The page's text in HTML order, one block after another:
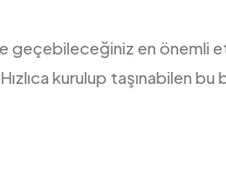
en önemli
kurulup taşınabilen